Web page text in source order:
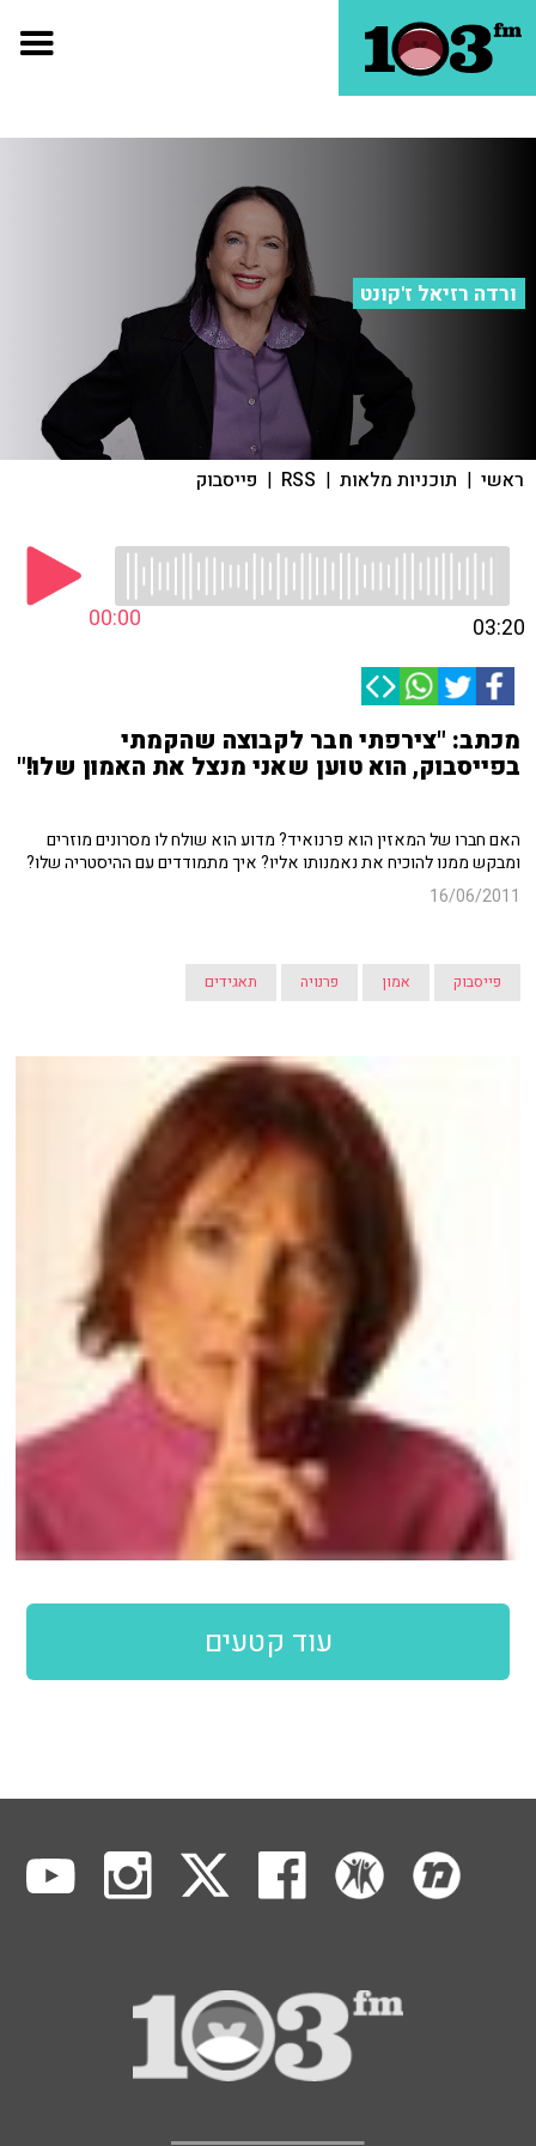
ורדה רזיאל ז'קונט
ראשי | תוכניות מלאות |
RSS
| פייסבוק
00:00 03:20
מכתב: "צירפתי חבר לקבוצה שהקמתי
בפייסבוק, הוא טוען שאני מנצל את האמון שלו!"
האם חברו של המאזין הוא פרנואיד? מדוע הוא שולח לו מסרונים מוזרים
ומבקש ממנו להוכיח את נאמנותו אליו? איך מתמודדים עם ההיסטריה שלו?
16/06/2011
פייסבוק אמון פרנויה תאגידים
עוד קטעים